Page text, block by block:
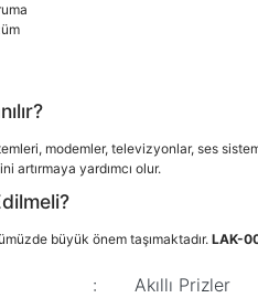
modemler, televizyonlar, ses
artırmaya yardımcı olur.
büyük önem taşımaktadır. LAK-
: Akıllı Prizler